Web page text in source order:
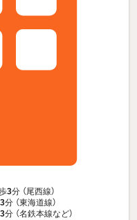
3分 （尾西線）
分 （東海道線）
分 （名鉄本線など）